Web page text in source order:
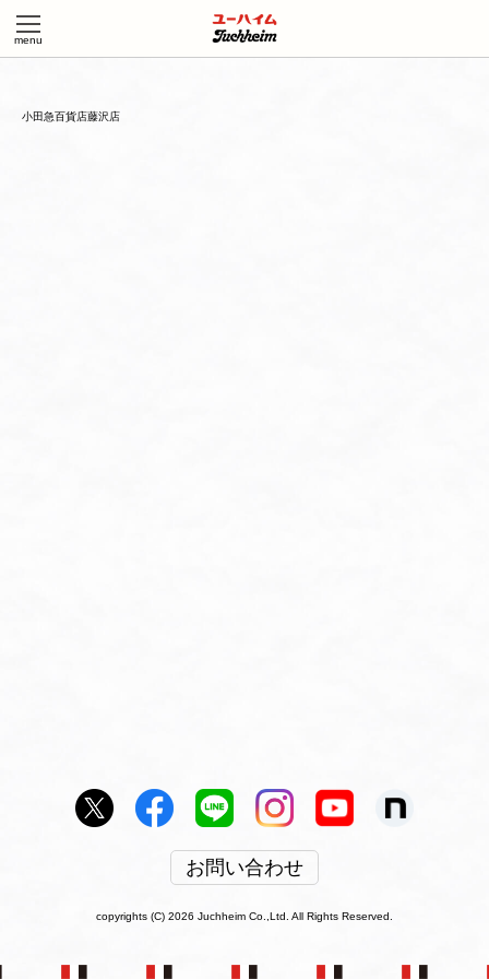
小田急百貨店藤沢店
お問い合わせ
copyrights (C) 2026 Juchheim Co.,Ltd. All Rights Reserved.